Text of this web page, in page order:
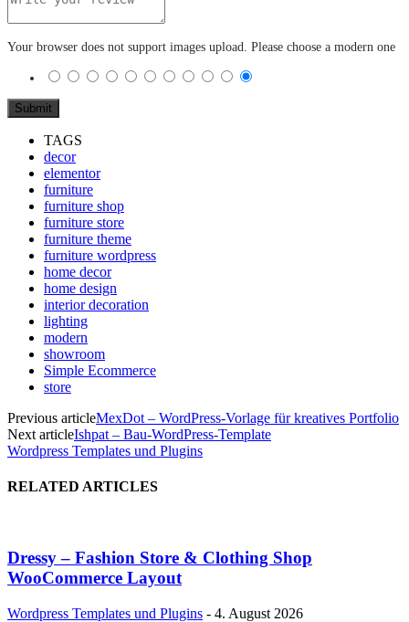
Your browser does not support images upload. Please choose a modern one
TAGS
decor
elementor
furniture
furniture shop
furniture store
furniture theme
furniture wordpress
home decor
home design
interior decoration
lighting
modern
showroom
Simple Ecommerce
store
Previous articleMexDot – WordPress-Vorlage für kreatives Portfolio
Next articleIshpat – Bau-WordPress-Template
Wordpress Templates und Plugins
RELATED ARTICLES
Dressy – Fashion Store & Clothing Shop
WooCommerce Layout
Wordpress Templates und Plugins - 4. August 2026